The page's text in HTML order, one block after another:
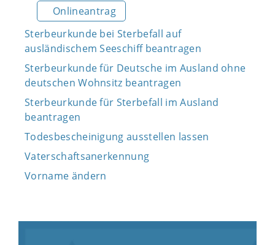
Onlineantrag
Sterbeurkunde bei Sterbefall auf
ausländischem Seeschiff beantragen
Sterbeurkunde für Deutsche im Ausland ohne
deutschen Wohnsitz beantragen
Sterbeurkunde für Sterbefall im Ausland
beantragen
Todesbescheinigung ausstellen lassen
Vaterschaftsanerkennung
Vorname ändern